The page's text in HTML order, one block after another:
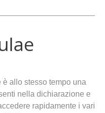
allo stesso tempo una
nella dichiarazione e
rapidamente i vari